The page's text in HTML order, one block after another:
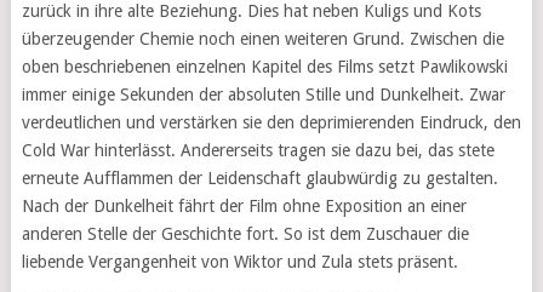
zurück in ihre alte Beziehung. Dies hat neben Kuligs und Kots
überzeugender Chemie noch einen weiteren Grund. Zwischen die
oben beschriebenen einzelnen Kapitel des Films setzt Pawlikowski
immer einige Sekunden der absoluten Stille und Dunkelheit. Zwar
verdeutlichen und verstärken sie den deprimierenden Eindruck, den
Cold War hinterlässt. Andererseits tragen sie dazu bei, das stete
erneute Aufflammen der Leidenschaft glaubwürdig zu gestalten.
Nach der Dunkelheit fährt der Film ohne Exposition an einer
anderen Stelle der Geschichte fort. So ist dem Zuschauer die
liebende Vergangenheit von Wiktor und Zula stets präsent.